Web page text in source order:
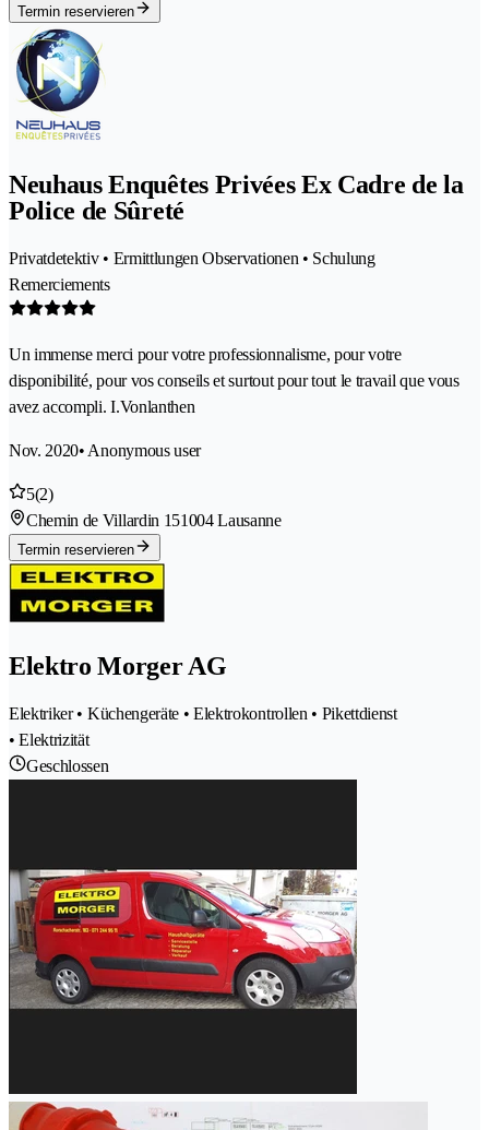
Termin reservieren
Neuhaus Enquêtes Privées Ex Cadre de la
Police de Sûreté
Privatdetektiv • Ermittlungen Observationen • Schulung
Remerciements
Un immense merci pour votre professionnalisme, pour votre
disponibilité, pour vos conseils et surtout pour tout le travail que vous
avez accompli. I.Vonlanthen
Nov. 2020• Anonymous user
5(2)
Chemin de Villardin 151004 Lausanne
Termin reservieren
Elektro Morger AG
Elektriker • Küchengeräte • Elektrokontrollen • Pikettdienst
• Elektrizität
Geschlossen